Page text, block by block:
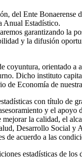
del Ente Bonaerense
Anual Estadístico.
garantizando la
y la difusión
coyuntura, orientado
Dicho instituto
de Economía de
con título de
y el
la calidad, el
Desarrollo Social y
acuerdo a las
estadísticas de los